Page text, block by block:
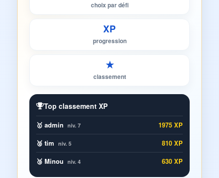
choix par défi
XP
progression
★
classement
Top classement XP
🥇 admin niv. 7
1975 XP
🥈 tim niv. 5
810 XP
🥉 Minou niv. 4 630 XP